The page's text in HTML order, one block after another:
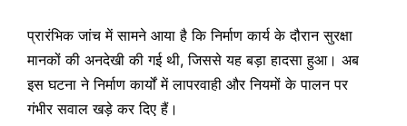
प्रारंभिक जांच में सामने आया है कि निर्माण कार्य के दौरान सुरक्षा
मानकों की अनदेखी की गई थी, जिससे यह बड़ा हादसा हुआ। अब
इस घटना ने निर्माण कार्यों में लापरवाही और नियमों के पालन पर
गंभीर सवाल खड़े कर दिए हैं।